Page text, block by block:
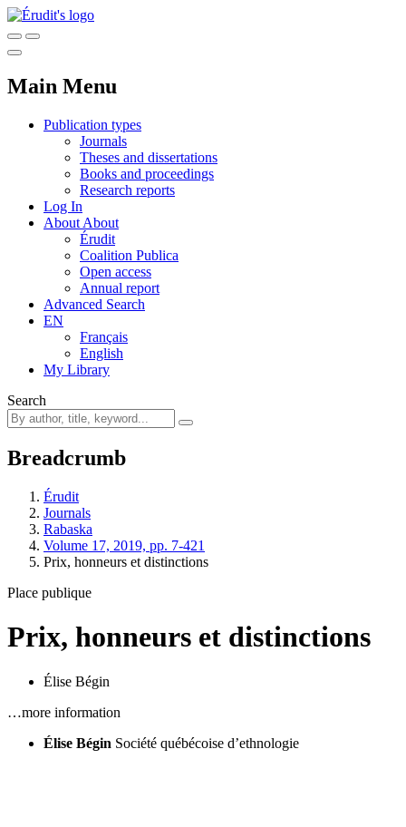
Main Menu
Publication types
Journals
Theses and dissertations
Books and proceedings
Research reports
Log In
About About
Érudit
Coalition Publica
Open access
Annual report
Advanced Search
EN
Français
English
My Library
Search
Breadcrumb
Érudit
Journals
Rabaska
Volume 17, 2019, pp. 7-421
Prix, honneurs et distinctions
Place publique
Prix, honneurs et distinctions
Élise Bégin
…more information
Élise Bégin Société québécoise d’ethnologie